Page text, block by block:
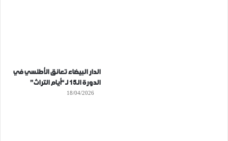
الدار البيضاء تعانق الأطلسي في
الدورة الـ15 لـ “أيام التراث”
18/04/2026